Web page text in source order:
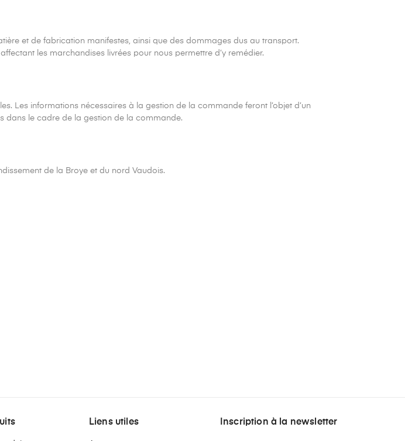
et de fabrication manifestes, ainsi que des dommages dus au transport.
les marchandises livrées pour nous permettre d’y remédier.
Les informations nécessaires à la gestion de la commande feront l’objet d’un
dans le cadre de la gestion de la commande.
de la Broye et du nord Vaudois.
Liens utiles Inscription à la newsletter